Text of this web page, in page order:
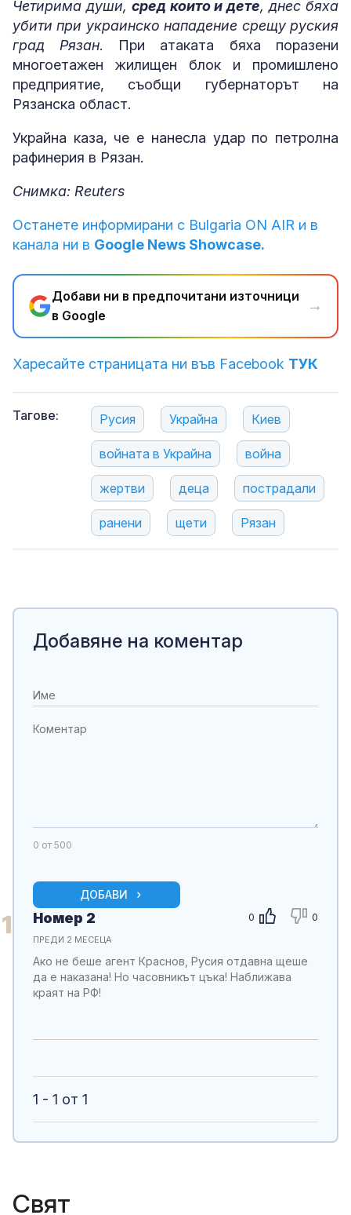
Четирима души, сред които и дете, днес бяха
убити при украинско нападение срещу руския
град Рязан. При атаката бяха поразени
многоетажен жилищен блок и промишлено
предприятие, съобщи губернаторът на
Рязанска област.
Украйна каза, че е нанесла удар по петролна
рафинерия в Рязан.
Снимка: Reuters
Останете информирани с Bulgaria ON AIR и в
канала ни в Google News Showcase.
Добави ни в предпочитани източници
в Google
→
Харесайте страницата ни във Facebook ТУК
Тагове: Русия Украйна Киев
войната в Украйна война
жертви деца пострадали
ранени щети Рязан
Добавяне на коментар
0 от 500
ДОБАВИ
1 0 0
Номер 2
ПРЕДИ 2 МЕСЕЦА
Ако не беше агент Краснов, Русия отдавна щеше
да е наказана! Но часовникът цъка! Наближава
краят на РФ!
1 - 1 от 1
Свят